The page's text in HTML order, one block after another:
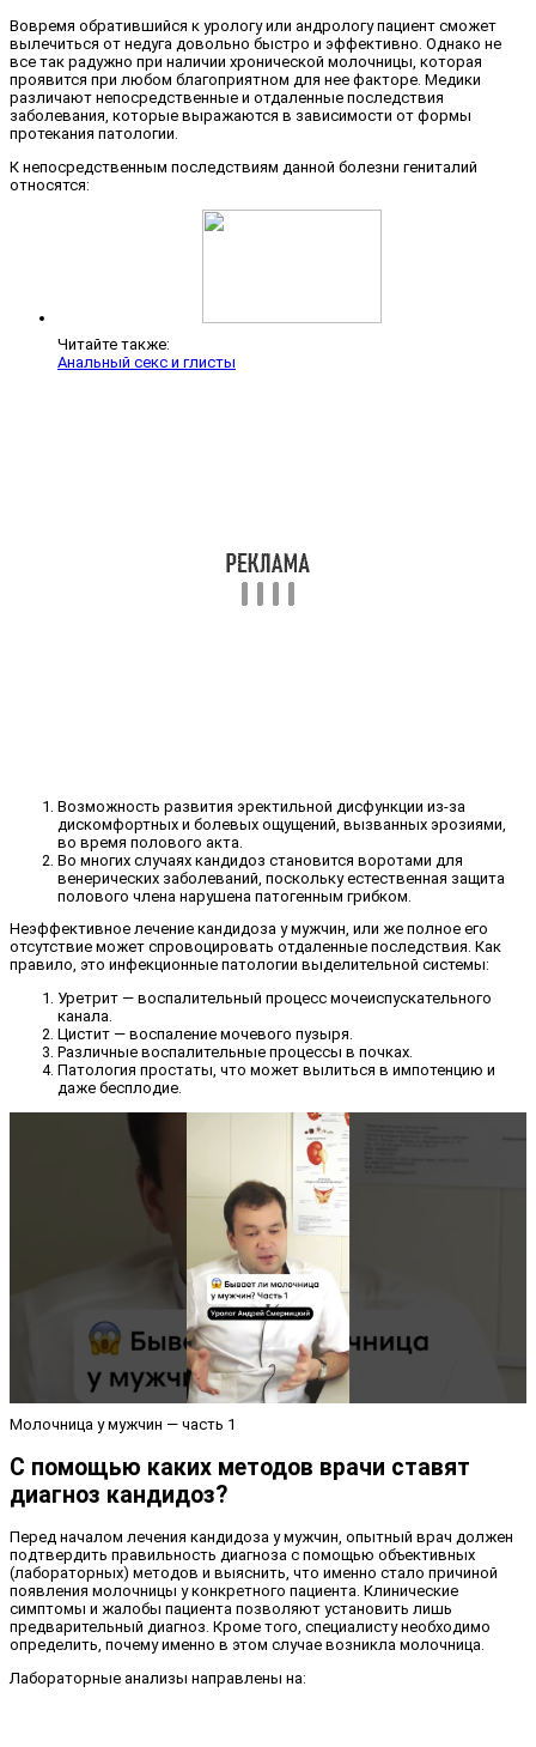
Вовремя обратившийся к урологу или андрологу пациент сможет
вылечиться от недуга довольно быстро и эффективно. Однако не
все так радужно при наличии хронической молочницы, которая
проявится при любом благоприятном для нее факторе. Медики
различают непосредственные и отдаленные последствия
заболевания, которые выражаются в зависимости от формы
протекания патологии.
К непосредственным последствиям данной болезни гениталий
относятся:
Читайте также:
Анальный секс и глисты
Возможность развития эректильной дисфункции из-за
дискомфортных и болевых ощущений, вызванных эрозиями,
во время полового акта.
Во многих случаях кандидоз становится воротами для
венерических заболеваний, поскольку естественная защита
полового члена нарушена патогенным грибком.
Неэффективное лечение кандидоза у мужчин, или же полное его
отсутствие может спровоцировать отдаленные последствия. Как
правило, это инфекционные патологии выделительной системы:
Уретрит — воспалительный процесс мочеиспускательного
канала.
Цистит — воспаление мочевого пузыря.
Различные воспалительные процессы в почках.
Патология простаты, что может вылиться в импотенцию и
даже бесплодие.
Молочница у мужчин — часть 1
С помощью каких методов врачи ставят
диагноз кандидоз?
Перед началом лечения кандидоза у мужчин, опытный врач должен
подтвердить правильность диагноза с помощью объективных
(лабораторных) методов и выяснить, что именно стало причиной
появления молочницы у конкретного пациента. Клинические
симптомы и жалобы пациента позволяют установить лишь
предварительный диагноз. Кроме того, специалисту необходимо
определить, почему именно в этом случае возникла молочница.
Лабораторные анализы направлены на: